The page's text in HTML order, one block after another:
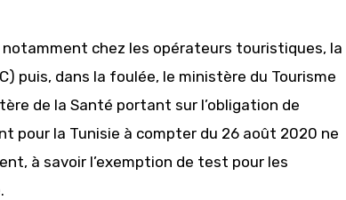
chez les opérateurs touristiques, la
puis, dans la foulée, le ministère du Tourisme
de la Santé portant sur l’obligation de
pour la Tunisie à compter du 26 août 2020 ne
à savoir l’exemption de test pour les